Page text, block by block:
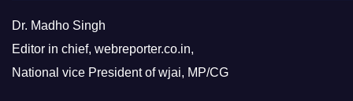
Dr. Madho Singh
Editor in chief, webreporter.co.in,
National vice President of wjai, MP/CG